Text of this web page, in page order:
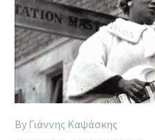
By Γιάννης Καψάσκης